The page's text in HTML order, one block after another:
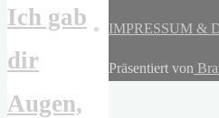
Ich gab
dir
Augen,
IMPRESSUM &
Präsentiert von